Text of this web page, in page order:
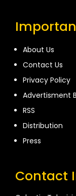
About Us
Contact Us
Privacy Policy
Advertisment
RSS
Distribution
Press
Contact